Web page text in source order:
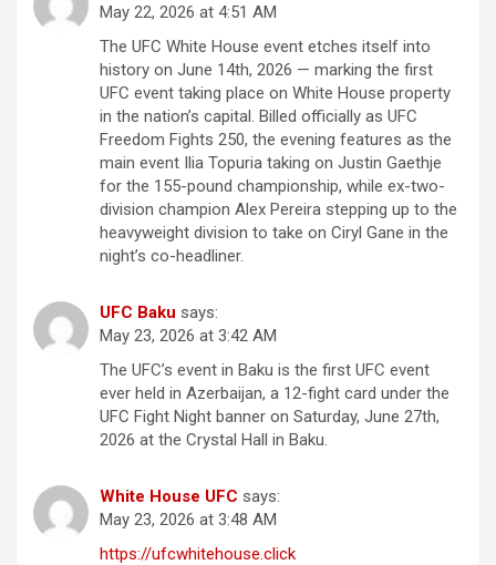
May 22, 2026 at 4:51 AM
The UFC White House event etches itself into
history on June 14th, 2026 — marking the first
UFC event taking place on White House property
in the nation’s capital. Billed officially as UFC
Freedom Fights 250, the evening features as the
main event Ilia Topuria taking on Justin Gaethje
for the 155-pound championship, while ex-two-
division champion Alex Pereira stepping up to the
heavyweight division to take on Ciryl Gane in the
night’s co-headliner.
UFC Baku says:
May 23, 2026 at 3:42 AM
The UFC’s event in Baku is the first UFC event
ever held in Azerbaijan, a 12-fight card under the
UFC Fight Night banner on Saturday, June 27th,
2026 at the Crystal Hall in Baku.
White House UFC says:
May 23, 2026 at 3:48 AM
https://ufcwhitehouse.click